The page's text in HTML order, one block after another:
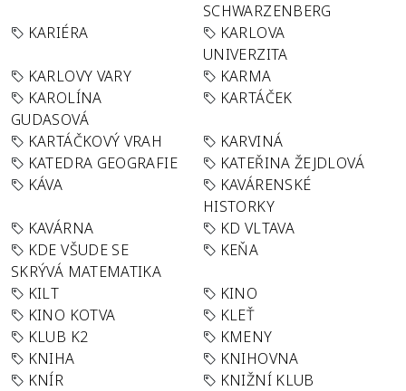
SCHWARZENBERG
KARIÉRA
KARLOVA
UNIVERZITA
KARLOVY VARY
KARMA
KAROLÍNA
GUDASOVÁ
KARTÁČEK
KARTÁČKOVÝ VRAH
KARVINÁ
KATEDRA GEOGRAFIE
KATEŘINA ŽEJDLOVÁ
KÁVA
KAVÁRENSKÉ
HISTORKY
KAVÁRNA
KD VLTAVA
KDE VŠUDE SE
SKRÝVÁ MATEMATIKA
KEŇA
KILT
KINO
KINO KOTVA
KLEŤ
KLUB K2
KMENY
KNIHA
KNIHOVNA
KNÍR
KNIŽNÍ KLUB